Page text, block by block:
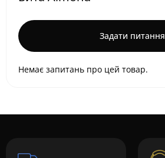
Задати питання
Немає запитань про цей товар.